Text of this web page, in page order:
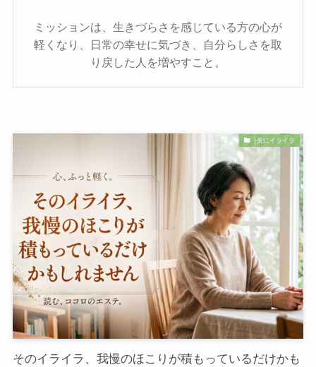
ミッションは、生きづらさを感じている方の心が
軽くなり、日常の幸せに気づき、自分らしさを取
り戻した人を増やすこと。
├夫にイライラ
そのイライラ、我慢のほこりが積もっているだけかも